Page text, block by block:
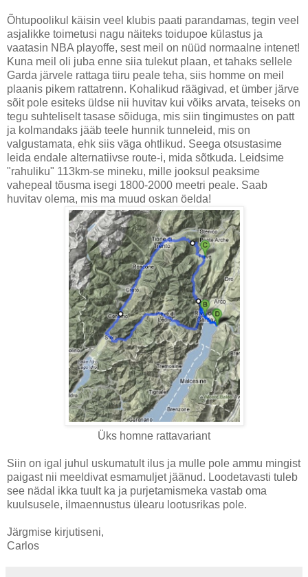
Õhtupoolikul käisin veel klubis paati parandamas, tegin veel
asjalikke toimetusi nagu näiteks toidupoe külastus ja
vaatasin NBA playoffe, sest meil on nüüd normaalne intenet!
Kuna meil oli juba enne siia tulekut plaan, et tahaks sellele
Garda järvele rattaga tiiru peale teha, siis homme on meil
plaanis pikem rattatrenn. Kohalikud räägivad, et ümber järve
sõit pole esiteks üldse nii huvitav kui võiks arvata, teiseks on
tegu suhteliselt tasase sõiduga, mis siin tingimustes on patt
ja kolmandaks jääb teele hunnik tunneleid, mis on
valgustamata, ehk siis väga ohtlikud. Seega otsustasime
leida endale alternatiivse route-i, mida sõtkuda. Leidsime
"rahuliku" 113km-se mineku, mille jooksul peaksime
vahepeal tõusma isegi 1800-2000 meetri peale. Saab
huvitav olema, mis ma muud oskan öelda!
Üks homne rattavariant
Siin on igal juhul uskumatult ilus ja mulle pole ammu mingist
paigast nii meeldivat esmamuljet jäänud. Loodetavasti tuleb
see nädal ikka tuult ka ja purjetamismeka vastab oma
kuulsusele, ilmaennustus ülearu lootusrikas pole.
Järgmise kirjutiseni,
Carlos